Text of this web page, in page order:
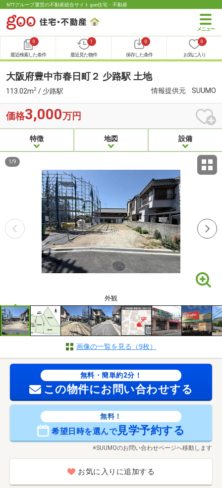
NTTグループ運営の不動産総合サイト goo住宅・不動産
0
最近検索した条件
1
最近見た物件
0
保存した条件
0
お気に入り
大阪府豊中市春日町２ 少路駅 土地
113.02m2 / 少路駅 情報提供元 SUUMO
価格3,000万円
特徴 地図 設備
外観
1 /9
画像の一覧を見る（9枚）
無料・簡単約2分！
この物件にお問い合わせする
無料！
希望日時を選んで見学予約する
※SUUMOのお問い合わせページへ移動します
お気に入りに追加する